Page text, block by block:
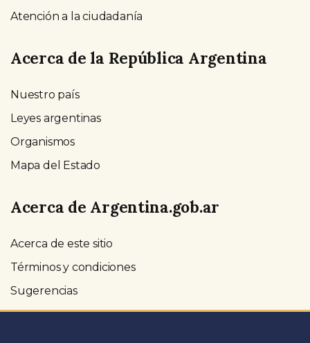
Atención a la ciudadanía
Acerca de la República Argentina
Nuestro país
Leyes argentinas
Organismos
Mapa del Estado
Acerca de Argentina.gob.ar
Acerca de este sitio
Términos y condiciones
Sugerencias